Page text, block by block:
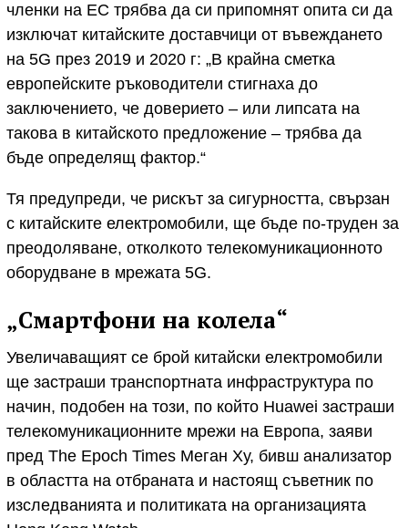
членки на ЕС трябва да си припомнят опита си да
изключат китайските доставчици от въвеждането
на 5G през 2019 и 2020 г: „В крайна сметка
европейските ръководители стигнаха до
заключението, че доверието – или липсата на
такова в китайското предложение – трябва да
бъде определящ фактор.“
Тя предупреди, че рискът за сигурността, свързан
с китайските електромобили, ще бъде по-труден за
преодоляване, отколкото телекомуникационното
оборудване в мрежата 5G.
„Смартфони на колела“
Увеличаващият се брой китайски електромобили
ще застраши транспортната инфраструктура по
начин, подобен на този, по който Huawei застраши
телекомуникационните мрежи на Европа, заяви
пред The Epoch Times Меган Ху, бивш анализатор
в областта на отбраната и настоящ съветник по
изследванията и политиката на организацията